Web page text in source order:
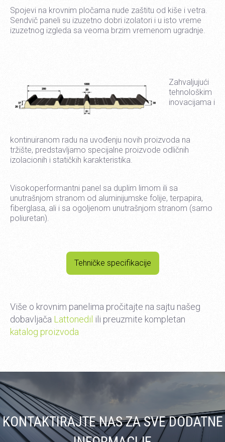
Spojevi na krovnim pločama nude zaštitu od kiše i vetra.
Sendvič paneli su izuzetno dobri izolatori i u isto vreme
izuzetnog izgleda sa veoma brzim vremenom ugradnje.
Zahvaljujući
tehnološkim
inovacijama i
kontinuiranom radu na uvođenju novih proizvoda na
tržište, predstavljamo specijalne proizvode odličnih
izolacionih i statičkih karakteristika.
Visokoperformantni panel sa duplim limom ili sa
unutrašnjom stranom od aluminijumske folije, terpapira,
fiberglasa, ali i sa ogoljenom unutrašnjom stranom (samo
poliuretan).
Tehničke specifikacije
Više o krovnim panelima pročitajte na sajtu našeg
dobavljača Lattonedil ili preuzmite kompletan
katalog proizvoda
KONTAKTIRAJTE NAS ZA SVE DODATNE